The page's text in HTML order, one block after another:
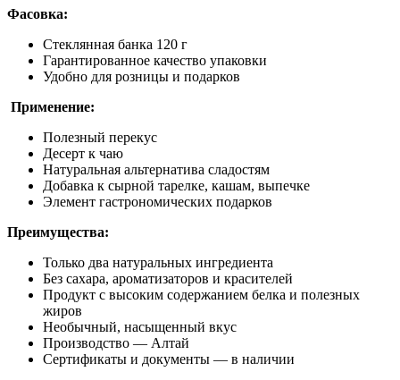
Фасовка:
Стеклянная банка 120 г
Гарантированное качество упаковки
Удобно для розницы и подарков
Применение:
Полезный перекус
Десерт к чаю
Натуральная альтернатива сладостям
Добавка к сырной тарелке, кашам, выпечке
Элемент гастрономических подарков
Преимущества:
Только два натуральных ингредиента
Без сахара, ароматизаторов и красителей
Продукт с высоким содержанием белка и полезных
жиров
Необычный, насыщенный вкус
Производство — Алтай
Сертификаты и документы — в наличии